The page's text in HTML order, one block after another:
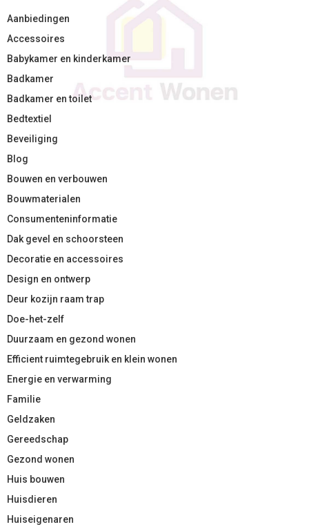
Aanbiedingen
Accessoires
Babykamer en kinderkamer
Badkamer
Badkamer en toilet
Bedtextiel
Beveiliging
Blog
Bouwen en verbouwen
Bouwmaterialen
Consumenteninformatie
Dak gevel en schoorsteen
Decoratie en accessoires
Design en ontwerp
Deur kozijn raam trap
Doe-het-zelf
Duurzaam en gezond wonen
Efficient ruimtegebruik en klein wonen
Energie en verwarming
Familie
Geldzaken
Gereedschap
Gezond wonen
Huis bouwen
Huisdieren
Huiseigenaren